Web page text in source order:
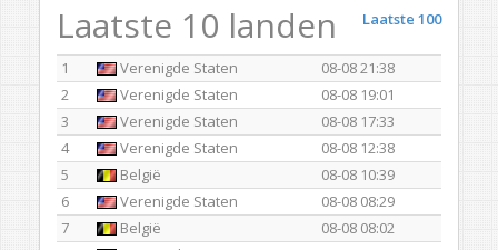
Laatste 100
Laatste 10 landen
1 Verenigde Staten
08-08 21:38
2
Verenigde Staten
08-08 19:01
3
Verenigde Staten
08-08 17:33
4
Verenigde Staten
08-08 12:38
5
België
08-08 10:39
6
Verenigde Staten
08-08 08:29
7
België
08-08 08:02